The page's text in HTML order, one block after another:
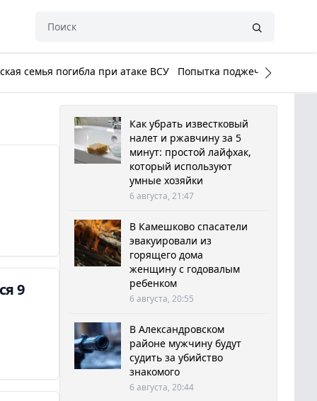
семья погибла при атаке ВСУ Попытка поджечь Белый
9
Как убрать известковый
налет и ржавчину за 5
минут: простой лайфхак,
который используют
умные хозяйки
6 августа, 21:47
В Камешково спасатели
эвакуировали из
горящего дома
женщину с годовалым
ребенком
6 августа, 20:55
В Александровском
районе мужчину будут
судить за убийство
знакомого
6 августа, 20:44